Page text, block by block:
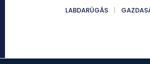
LABDARÚGÁS